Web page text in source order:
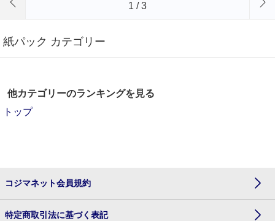
1 /3
紙パック カテゴリー
他カテゴリーのランキングを見る
トップ
コジマネット会員規約
特定商取引法に基づく表記